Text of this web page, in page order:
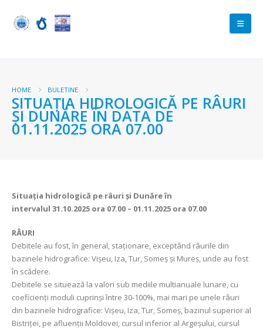
HOME BULETINE
SITUAȚIA HIDROLOGICĂ PE RÂURI
ȘI DUNĂRE ÎN DATA DE
01.11.2025 ORA 07.00
Situația hidrologică pe râuri și Dunăre în
intervalul 31.10.2025 ora 07.00 – 01.11.2025 ora 07.00
RÂURI
Debitele au fost, în general, staționare, exceptând râurile din
bazinele hidrografice: Vișeu, Iza, Tur, Someș și Mureș, unde au fost
în scădere.
Debitele se situează la valori sub mediile multianuale lunare, cu
coeficienți moduli cuprinși între 30-100%, mai mari pe unele râuri
din bazinele hidrografice: Vișeu, Iza, Tur, Someș, bazinul superior al
Bistriței, pe afluenții Moldovei, cursul inferior al Argeșului, cursul